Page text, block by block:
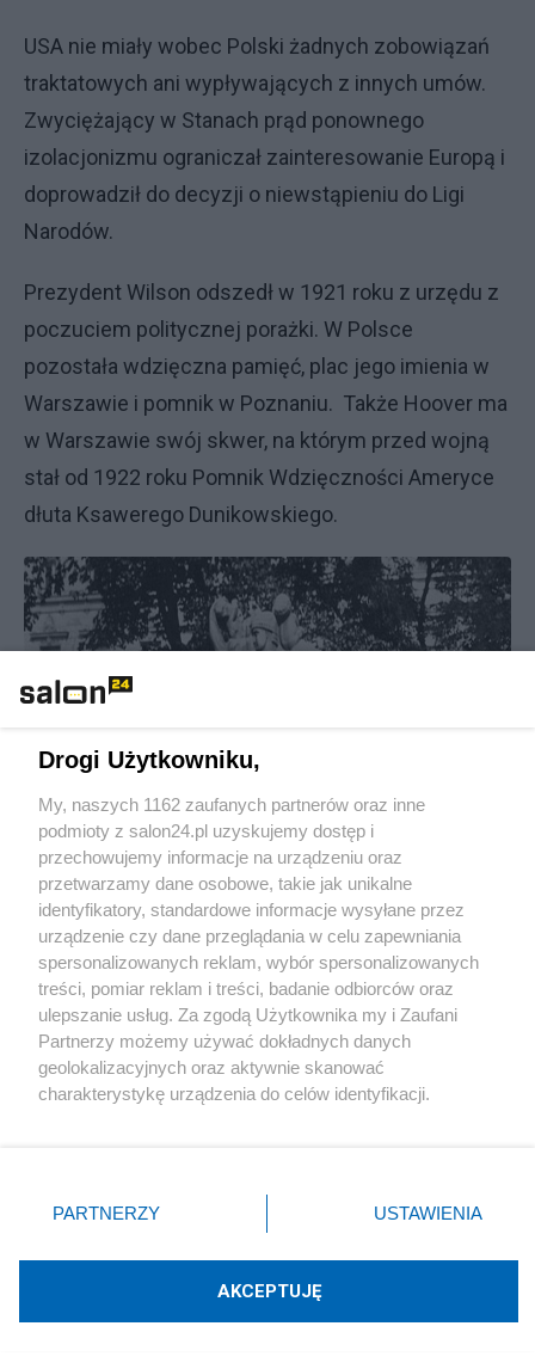
USA nie miały wobec Polski żadnych zobowiązań
traktatowych ani wypływających z innych umów.
Zwyciężający w Stanach prąd ponownego
izolacjonizmu ograniczał zainteresowanie Europą i
doprowadził do decyzji o niewstąpieniu do Ligi
Narodów.
Prezydent Wilson odszedł w 1921 roku z urzędu z
poczuciem politycznej porażki. W Polsce
pozostała wdzięczna pamięć, plac jego imienia w
Warszawie i pomnik w Poznaniu. Także Hoover ma
w Warszawie swój skwer, na którym przed wojną
stał od 1922 roku Pomnik Wdzięczności Ameryce
dłuta Ksawerego Dunikowskiego.
problematyką, pomnik w Parku Skaryszewskim
ufundował Ignacy Paderewski. Ich znajomość,
przerodzona w wieloletnią przyjaźń przypomina
Drogi Użytkowniku,
My, naszych 1162 zaufanych partnerów oraz inne
podmioty z salon24.pl uzyskujemy dostęp i
przechowujemy informacje na urządzeniu oraz
przetwarzamy dane osobowe, takie jak unikalne
identyfikatory, standardowe informacje wysyłane przez
urządzenie czy dane przeglądania w celu zapewniania
spersonalizowanych reklam, wybór spersonalizowanych
treści, pomiar reklam i treści, badanie odbiorców oraz
ulepszanie usług. Za zgodą Użytkownika my i Zaufani
Partnerzy możemy używać dokładnych danych
geolokalizacyjnych oraz aktywnie skanować
charakterystykę urządzenia do celów identyfikacji.
zmienić/wycofać klikając przycisk ustawień prywatności
znajdujący się w lewym dolnym rogu strony
rodzaje przetwarzania danych nie wymagają zgody
użytkownika, ale masz prawo sprzeciwić się takiemu
PARTNERZY USTAWIENIA
AKCEPTUJĘ